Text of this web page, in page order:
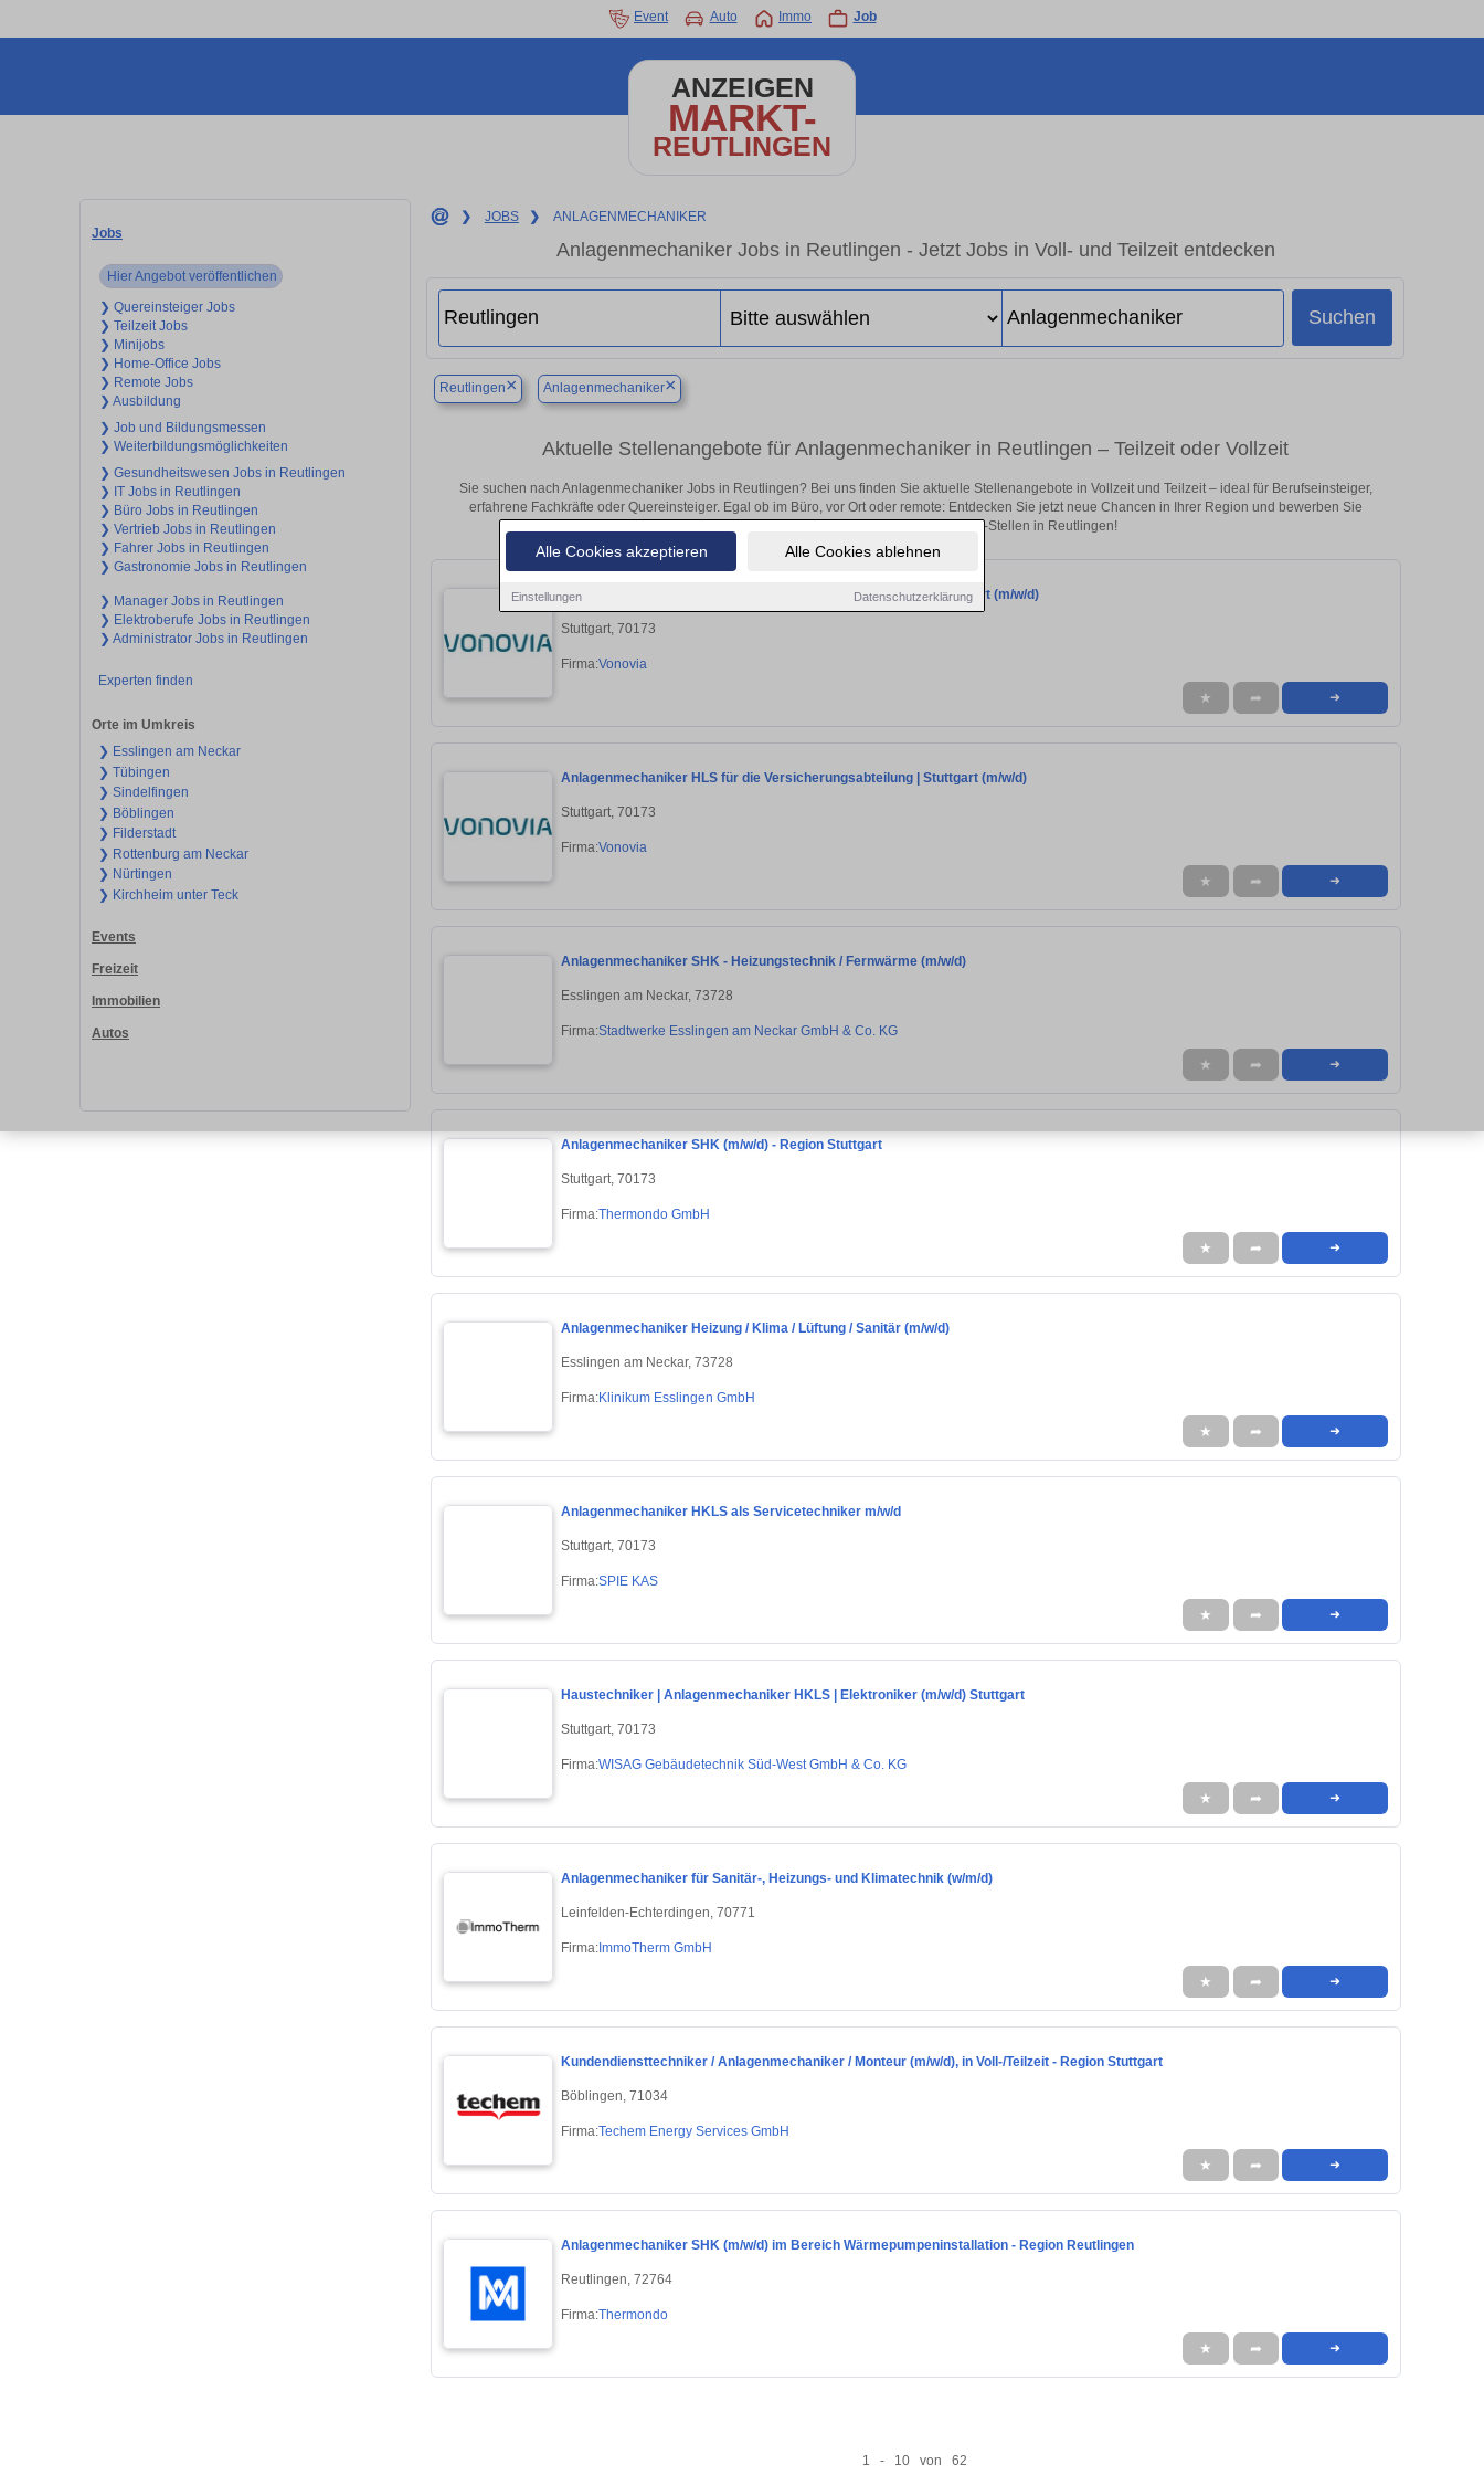
Alle Cookies akzeptieren Alle Cookies ablehnen
Einstellungen Datenschutzerklärung
Event Auto Immo Job
ANZEIGEN
MARKT-
REUTLINGEN
Jobs
Hier Angebot veröffentlichen
❯ Quereinsteiger Jobs
❯ Teilzeit Jobs
❯ Minijobs
❯ Home-Office Jobs
❯ Remote Jobs
❯ Ausbildung
❯ Job und Bildungsmessen
❯ Weiterbildungsmöglichkeiten
❯ Gesundheitswesen Jobs in Reutlingen
❯ IT Jobs in Reutlingen
❯ Büro Jobs in Reutlingen
❯ Vertrieb Jobs in Reutlingen
❯ Fahrer Jobs in Reutlingen
❯ Gastronomie Jobs in Reutlingen
❯ Manager Jobs in Reutlingen
❯ Elektroberufe Jobs in Reutlingen
❯ Administrator Jobs in Reutlingen
Experten finden
Orte im Umkreis
❯ Esslingen am Neckar
❯ Tübingen
❯ Sindelfingen
❯ Böblingen
❯ Filderstadt
❯ Rottenburg am Neckar
❯ Nürtingen
❯ Kirchheim unter Teck
Events
Freizeit
Immobilien
Autos
❯ JOBS ❯ ANLAGENMECHANIKER
Anlagenmechaniker Jobs in Reutlingen - Jetzt Jobs in Voll- und Teilzeit entdecken
Suchen
Reutlingen× Anlagenmechaniker×
Aktuelle Stellenangebote für Anlagenmechaniker in Reutlingen – Teilzeit oder Vollzeit
Sie suchen nach Anlagenmechaniker Jobs in Reutlingen? Bei uns finden Sie aktuelle Stellenangebote in Vollzeit und Teilzeit – ideal für Berufseinsteiger,
erfahrene Fachkräfte oder Quereinsteiger. Egal ob im Büro, vor Ort oder remote: Entdecken Sie jetzt neue Chancen in Ihrer Region und bewerben Sie
sich direkt auf passende Anlagenmechaniker-Stellen in Reutlingen!
Anlagenmechaniker HLS in der Wohnungsmodernisierung | Stuttgart (m/w/d)
Stuttgart, 70173
Firma:Vonovia
★ ➦ ➜
Anlagenmechaniker HLS für die Versicherungsabteilung | Stuttgart (m/w/d)
Stuttgart, 70173
Firma:Vonovia
★ ➦ ➜
Anlagenmechaniker SHK - Heizungstechnik / Fernwärme (m/w/d)
Esslingen am Neckar, 73728
Firma:Stadtwerke Esslingen am Neckar GmbH & Co. KG
★ ➦ ➜
Anlagenmechaniker SHK (m/w/d) - Region Stuttgart
Stuttgart, 70173
Firma:Thermondo GmbH
★ ➦ ➜
Anlagenmechaniker Heizung / Klima / Lüftung / Sanitär (m/w/d)
Esslingen am Neckar, 73728
Firma:Klinikum Esslingen GmbH
★ ➦ ➜
Anlagenmechaniker HKLS als Servicetechniker m/w/d
Stuttgart, 70173
Firma:SPIE KAS
★ ➦ ➜
Haustechniker | Anlagenmechaniker HKLS | Elektroniker (m/w/d) Stuttgart
Stuttgart, 70173
Firma:WISAG Gebäudetechnik Süd-West GmbH & Co. KG
★ ➦ ➜
Anlagenmechaniker für Sanitär-, Heizungs- und Klimatechnik (w/m/d)
Leinfelden-Echterdingen, 70771
Firma:ImmoTherm GmbH
★ ➦ ➜
Kundendiensttechniker / Anlagenmechaniker / Monteur (m/w/d), in Voll-/Teilzeit - Region Stuttgart
Böblingen, 71034
Firma:Techem Energy Services GmbH
★ ➦ ➜
Anlagenmechaniker SHK (m/w/d) im Bereich Wärmepumpeninstallation - Region Reutlingen
Reutlingen, 72764
Firma:Thermondo
★ ➦ ➜
1 - 10 von 62